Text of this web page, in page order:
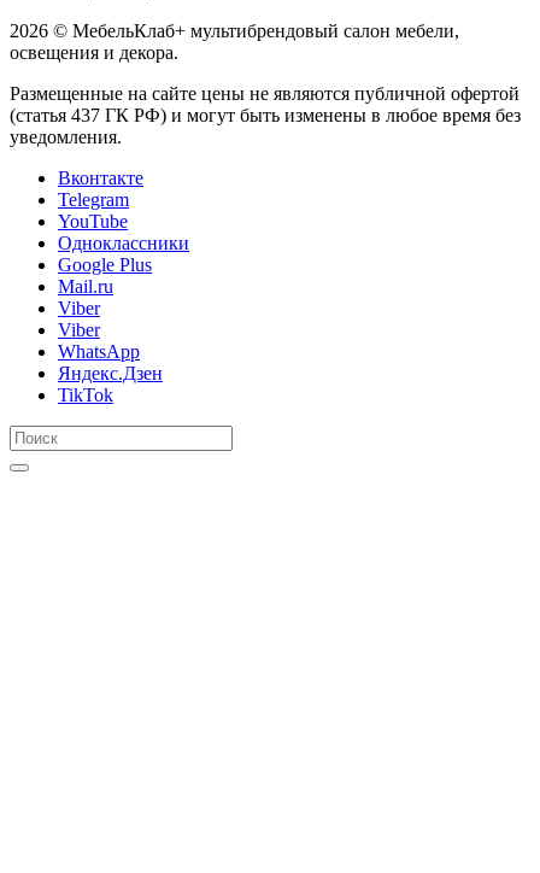
2026 © МебельКлаб+ мультибрендовый салон мебели,
освещения и декора.
Размещенные на сайте цены не являются публичной офертой
(статья 437 ГК РФ) и могут быть изменены в любое время без
уведомления.
Вконтакте
Telegram
YouTube
Одноклассники
Google Plus
Mail.ru
Viber
Viber
WhatsApp
Яндекс.Дзен
TikTok